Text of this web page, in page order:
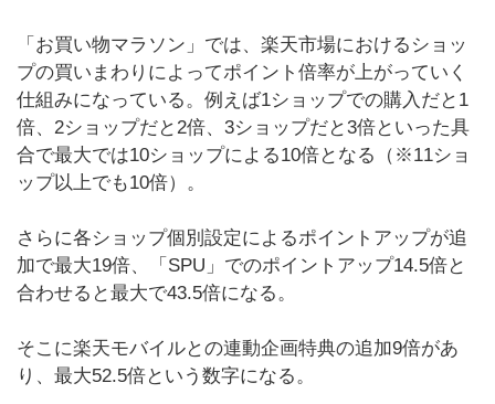
「お買い物マラソン」では、楽天市場におけるショッ
プの買いまわりによってポイント倍率が上がっていく
仕組みになっている。例えば1ショップでの購入だと1
倍、2ショップだと2倍、3ショップだと3倍といった具
合で最大では10ショップによる10倍となる（※11ショ
ップ以上でも10倍）。
さらに各ショップ個別設定によるポイントアップが追
加で最大19倍、「SPU」でのポイントアップ14.5倍と
合わせると最大で43.5倍になる。
そこに楽天モバイルとの連動企画特典の追加9倍があ
り、最大52.5倍という数字になる。